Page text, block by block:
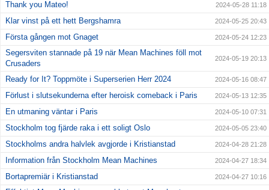
Thank you Mateo! 2024-05-28 11:18
Klar vinst på ett hett Bergshamra 2024-05-25 20:43
Första gången mot Gnaget 2024-05-24 12:23
Segersviten stannade på 19 när Mean Machines föll mot
Crusaders
2024-05-19 20:13
Ready for It? Toppmöte i Superserien Herr 2024 2024-05-16 08:47
Förlust i slutsekunderna efter heroisk comeback i Paris 2024-05-13 12:35
En utmaning väntar i Paris 2024-05-10 07:31
Stockholm tog fjärde raka i ett soligt Oslo 2024-05-05 23:40
Stockholms andra halvlek avgjorde i Kristianstad 2024-04-28 21:28
Information från Stockholm Mean Machines 2024-04-27 18:34
Bortapremiär i Kristianstad 2024-04-27 10:16